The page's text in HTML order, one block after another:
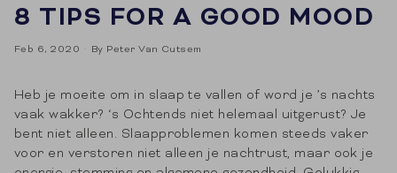
8 TIPS FOR A GOOD MOOD
Feb 6, 2020 By Peter Van Cutsem
Heb je moeite om in slaap te vallen of word je ’s nachts
vaak wakker? ‘s Ochtends niet helemaal uitgerust? Je
bent niet alleen. Slaapproblemen komen steeds vaker
voor en verstoren niet alleen je nachtrust, maar ook je